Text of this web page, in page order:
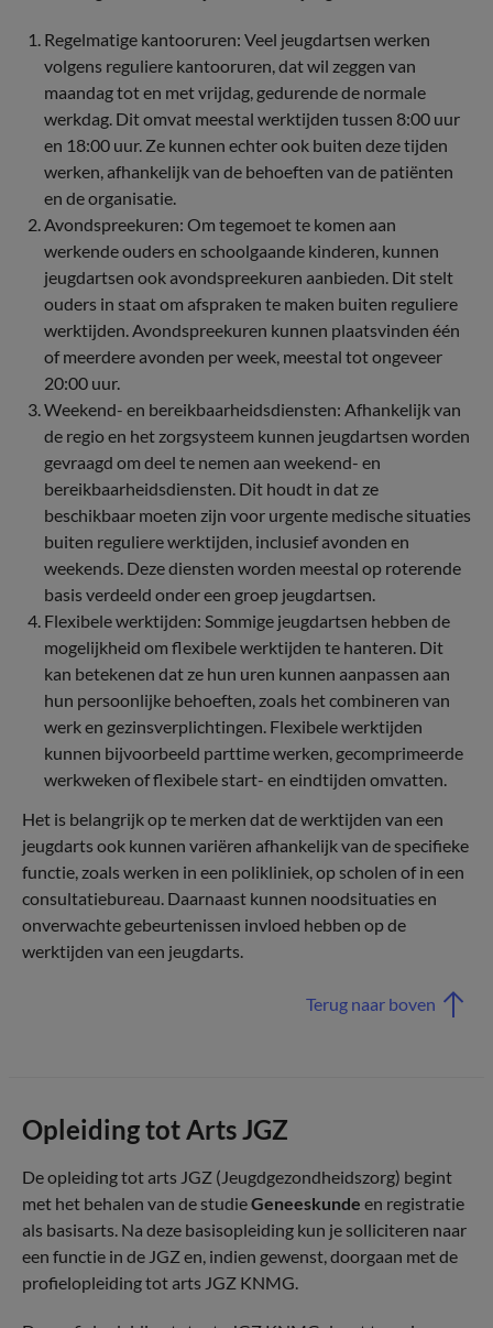
Regelmatige kantooruren: Veel jeugdartsen werken
volgens reguliere kantooruren, dat wil zeggen van
maandag tot en met vrijdag, gedurende de normale
werkdag. Dit omvat meestal werktijden tussen 8:00 uur
en 18:00 uur. Ze kunnen echter ook buiten deze tijden
werken, afhankelijk van de behoeften van de patiënten
en de organisatie.
Avondspreekuren: Om tegemoet te komen aan
werkende ouders en schoolgaande kinderen, kunnen
jeugdartsen ook avondspreekuren aanbieden. Dit stelt
ouders in staat om afspraken te maken buiten reguliere
werktijden. Avondspreekuren kunnen plaatsvinden één
of meerdere avonden per week, meestal tot ongeveer
20:00 uur.
Weekend- en bereikbaarheidsdiensten: Afhankelijk van
de regio en het zorgsysteem kunnen jeugdartsen worden
gevraagd om deel te nemen aan weekend- en
bereikbaarheidsdiensten. Dit houdt in dat ze
beschikbaar moeten zijn voor urgente medische situaties
buiten reguliere werktijden, inclusief avonden en
weekends. Deze diensten worden meestal op roterende
basis verdeeld onder een groep jeugdartsen.
Flexibele werktijden: Sommige jeugdartsen hebben de
mogelijkheid om flexibele werktijden te hanteren. Dit
kan betekenen dat ze hun uren kunnen aanpassen aan
hun persoonlijke behoeften, zoals het combineren van
werk en gezinsverplichtingen. Flexibele werktijden
kunnen bijvoorbeeld parttime werken, gecomprimeerde
werkweken of flexibele start- en eindtijden omvatten.
Het is belangrijk op te merken dat de werktijden van een
jeugdarts ook kunnen variëren afhankelijk van de specifieke
functie, zoals werken in een polikliniek, op scholen of in een
consultatiebureau. Daarnaast kunnen noodsituaties en
onverwachte gebeurtenissen invloed hebben op de
werktijden van een jeugdarts.
Terug naar boven
Opleiding tot Arts JGZ
De opleiding tot arts JGZ (Jeugdgezondheidszorg) begint
met het behalen van de studieGeneeskunde en registratie
als basisarts. Na deze basisopleiding kun je solliciteren naar
een functie in de JGZ en, indien gewenst, doorgaan met de
profielopleiding tot arts JGZ KNMG.